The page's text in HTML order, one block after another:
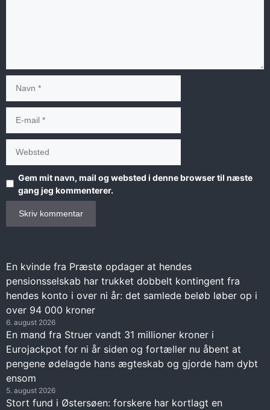
mail
Gem mit navn, mail og websted i denne browser til næste
gang jeg kommenterer.
En kvinde fra Præstø opdager at hendes
pensionsselskab har trukket dobbelt kontingent fra
hendes konto i over ni år: det samlede beløb løber op i
over 94 000 kroner
6. august 2026
En mand fra Struer vandt 31 millioner kroner i
Eurojackpot for ni år siden og fortæller nu åbent at
pengene ødelagde hans ægteskab og gjorde ham dybt
ensom
5. august 2026
Stort fund i Østersøen: forskere har kortlagt en